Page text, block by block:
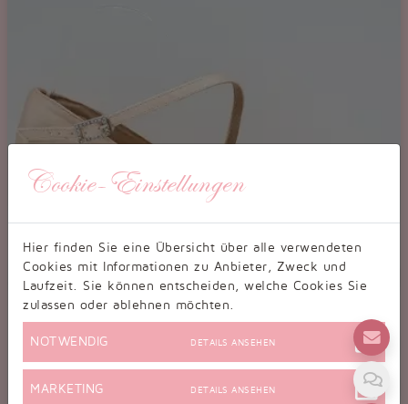
Cookie-Einstellungen
Hier finden Sie eine Übersicht über alle verwendeten
Cookies mit Informationen zu Anbieter, Zweck und
Laufzeit. Sie können entscheiden, welche Cookies Sie
zulassen oder ablehnen möchten.
NOTWENDIG DETAILS ANSEHEN
MARKETING DETAILS ANSEHEN